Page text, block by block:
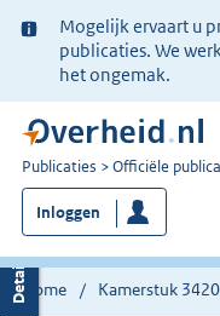
Ter
informatie:
Mogelijk ervaart u
publicaties. We
het ongemak.
U
bent
nu
hier:
Publicaties Officiële
Inloggen
Home Kamerstuk